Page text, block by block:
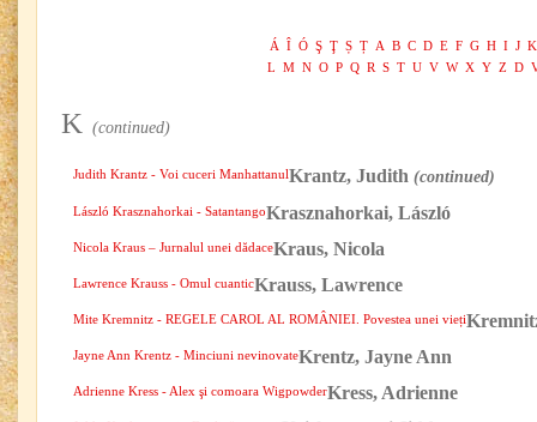
Á Î Ó Ş Ţ Ș Ț A B C D E F G H I J K
L M N O P Q R S T U V W X Y Z D
K (continued)
Krantz, Judith (continued)
Judith Krantz - Voi cuceri Manhattanul
Krasznahorkai, László
László Krasznahorkai - Satantango
Kraus, Nicola
Nicola Kraus – Jurnalul unei dădace
Krauss, Lawrence
Lawrence Krauss - Omul cuantic
Mite Kremnitz - REGELE CAROL AL ROMÂNIEI. Povestea unei vieți
Krentz, Jayne Ann
Jayne Ann Krentz - Minciuni nevinovate
Kress, Adrienne
Adrienne Kress - Alex şi comoara Wigpowder